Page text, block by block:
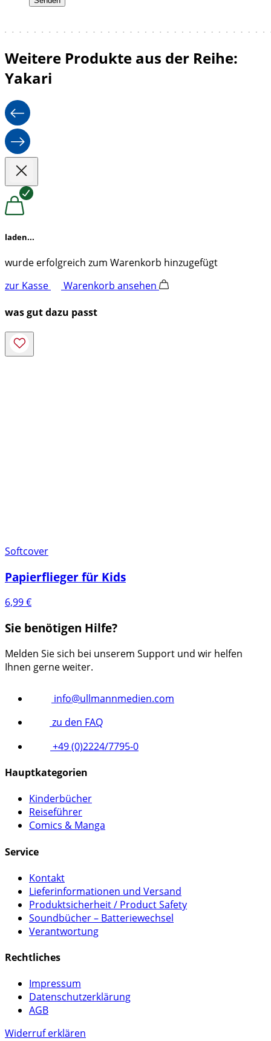
Weitere Produkte aus der Reihe:
Yakari
laden...
wurde erfolgreich zum Warenkorb hinzugefügt
zur Kasse
Warenkorb ansehen
was gut dazu passt
Softcover
Papierflieger für Kids
6,99€
Sie benötigen Hilfe?
Melden Sie sich bei unserem Support und wir helfen
Ihnen gerne weiter.
info@ullmannmedien.com
zu den FAQ
+49 (0)2224/7795-0
Hauptkategorien
Kinderbücher
Reiseführer
Comics & Manga
Service
Kontakt
Lieferinformationen und Versand
Produktsicherheit / Product Safety
Soundbücher – Batteriewechsel
Verantwortung
Rechtliches
Impressum
Datenschutzerklärung
AGB
Widerruf erklären